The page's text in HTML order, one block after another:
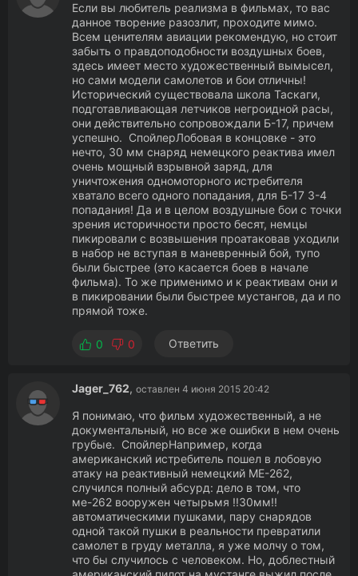
Если вы любитель реализма в фильмах, то вас
данное творение разозлит, проходите мимо.
Всем ценителям авиации рекомендую, но стоит
забыть о правдоподобности воздушных боев,
здесь имеет место художественный вымысел,
но сами модели самолетов и бои отличны!
Исторический существовала школа Таскаги,
подготавливающая летчиков негроидной расы,
они действительно сопровождали Б-17, причем
успешно. СпойлерЛобовая в концовке - это
нечто, 30 мм снаряд немецкого реактива имел
очень мощный взрывной заряд, для
уничтожения одномоторного истребителя
хватало всего одного попадания, для Б-17 3-4
попадания! Да и в целом воздушные бои с точки
зрения историчности просто бесят, немцы
пикировали с возвышения проатаковав уходили
в набор не вступая в маневренный бой, тупо
были быстрее (это касается боев в начале
фильма). То же применимо и к реактивам они и
в пикировании были быстрее мустангов, да и по
прямой тоже.
0 0 Ответить
Jager_762, оставлен 4 июня 2015 20:42
Я понимаю, что фильм художественный, а не
документальный, но все же ошибки в нем очень
грубые. СпойлерНапример, когда
американский истребитель пошел в лобовую
атаку на реактивный немецкий МЕ-262,
случился полный абсурд: дело в том, что
ме-262 вооружен четырьмя !!30мм!!
автоматическими пушками, пару снарядов
одной такой пушки в реальности превратили
самолет в груду металла, я уже молчу о том,
что бы случилось с человеком. Но, доблестный